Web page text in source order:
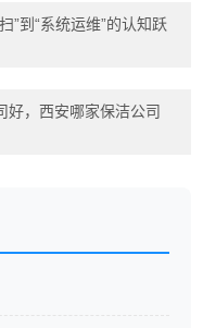
”到“系统运维”的认知跃
好，西安哪家保洁公司